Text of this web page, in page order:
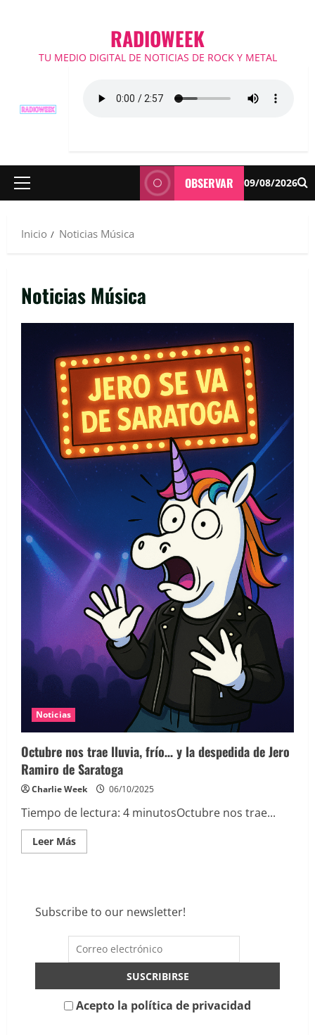
RADIOWEEK
TU MEDIO DIGITAL DE NOTICIAS DE ROCK Y METAL
Menú
OBSERVAR 09/08/2026
Inicio Noticias Música
Noticias Música
Noticias
Octubre nos trae lluvia, frío… y la despedida de Jero
Ramiro de Saratoga
Charlie Week 06/10/2025
Tiempo de lectura: 4 minutosOctubre nos trae...
Leer MásLeer
más
lluvia,
frío…
la
despedida
de
Subscribe to our newsletter!
Acepto la política de privacidad